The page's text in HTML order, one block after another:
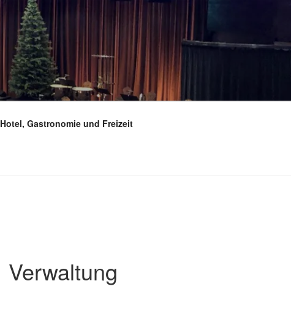
Hotel, Gastronomie und Freizeit
Verwaltung